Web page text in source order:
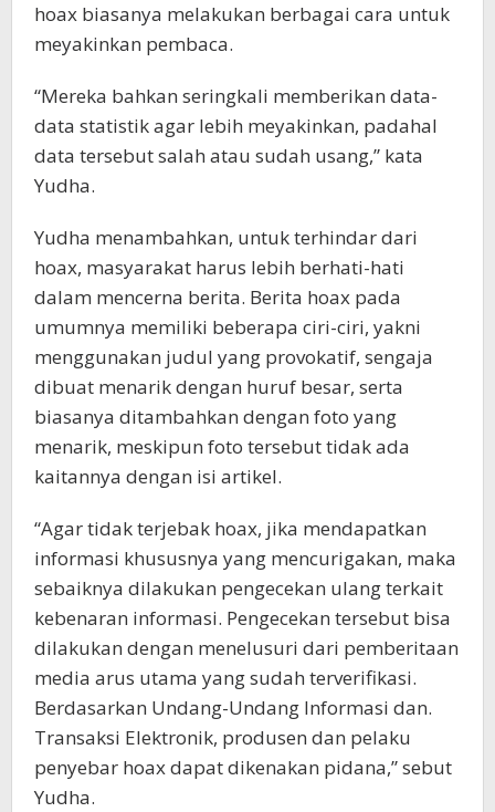
hoax biasanya melakukan berbagai cara untuk
meyakinkan pembaca.
“Mereka bahkan seringkali memberikan data-
data statistik agar lebih meyakinkan, padahal
data tersebut salah atau sudah usang,” kata
Yudha.
Yudha menambahkan, untuk terhindar dari
hoax, masyarakat harus lebih berhati-hati
dalam mencerna berita. Berita hoax pada
umumnya memiliki beberapa ciri-ciri, yakni
menggunakan judul yang provokatif, sengaja
dibuat menarik dengan huruf besar, serta
biasanya ditambahkan dengan foto yang
menarik, meskipun foto tersebut tidak ada
kaitannya dengan isi artikel.
“Agar tidak terjebak hoax, jika mendapatkan
informasi khususnya yang mencurigakan, maka
sebaiknya dilakukan pengecekan ulang terkait
kebenaran informasi. Pengecekan tersebut bisa
dilakukan dengan menelusuri dari pemberitaan
media arus utama yang sudah terverifikasi.
Berdasarkan Undang-Undang Informasi dan.
Transaksi Elektronik, produsen dan pelaku
penyebar hoax dapat dikenakan pidana,” sebut
Yudha.